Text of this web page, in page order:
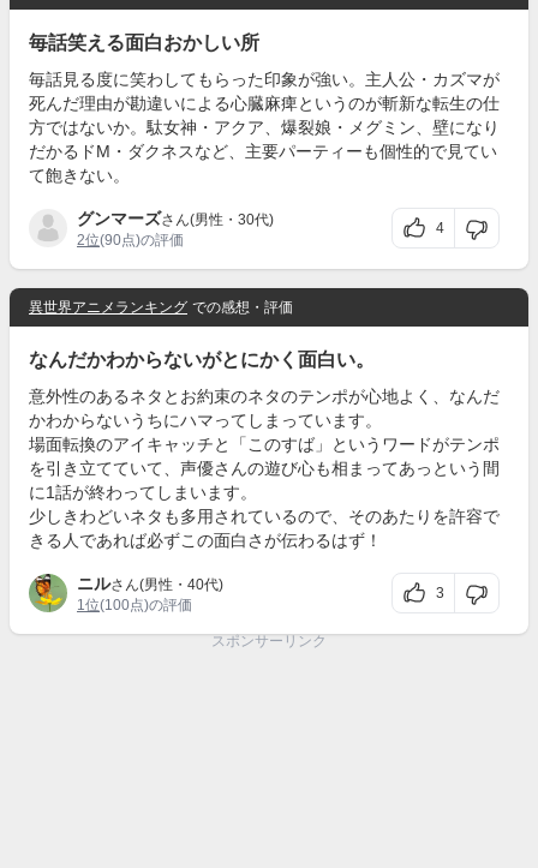
毎話笑える面白おかしい所
毎話見る度に笑わしてもらった印象が強い。主人公・カズマが
死んだ理由が勘違いによる心臓麻痺というのが斬新な転生の仕
方ではないか。駄女神・アクア、爆裂娘・メグミン、壁になり
だかるドM・ダクネスなど、主要パーティーも個性的で見てい
て飽きない。
グンマーズさん(男性・30代)
2位(90点)の評価
4
異世界アニメランキング での感想・評価
なんだかわからないがとにかく面白い。
意外性のあるネタとお約束のネタのテンポが心地よく、なんだ
かわからないうちにハマってしまっています。
場面転換のアイキャッチと「このすば」というワードがテンポ
を引き立てていて、声優さんの遊び心も相まってあっという間
に1話が終わってしまいます。
少しきわどいネタも多用されているので、そのあたりを許容で
きる人であれば必ずこの面白さが伝わるはず！
ニルさん(男性・40代)
1位(100点)の評価
3
スポンサーリンク